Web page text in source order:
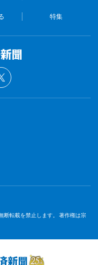
特集
断転載を禁止します。 著作権は宗